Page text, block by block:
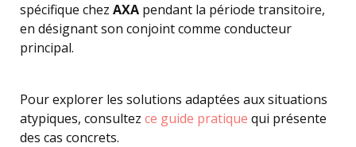
spécifique chez AXA pendant la période transitoire,
en désignant son conjoint comme conducteur
principal.
Pour explorer les solutions adaptées aux situations
atypiques, consultez ce guide pratique qui présente
des cas concrets.